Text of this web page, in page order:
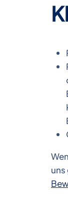
uns